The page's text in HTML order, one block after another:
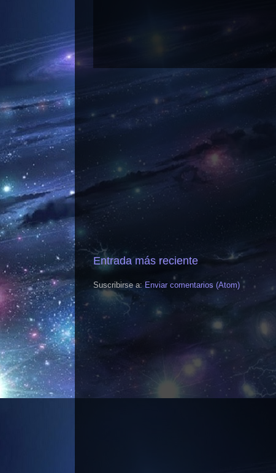
Entrada más reciente
Suscribirse a:Enviar comentarios (Atom)